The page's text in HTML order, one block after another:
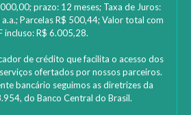
prazo: 12 meses; Taxa de Juros:
Parcelas R$ 500,44; Valor total com
incluso: R$ 6.005,28.
de crédito que facilita o acesso dos
ofertados por nossos parceiros.
bancário seguimos as diretrizes da
do Banco Central do Brasil.